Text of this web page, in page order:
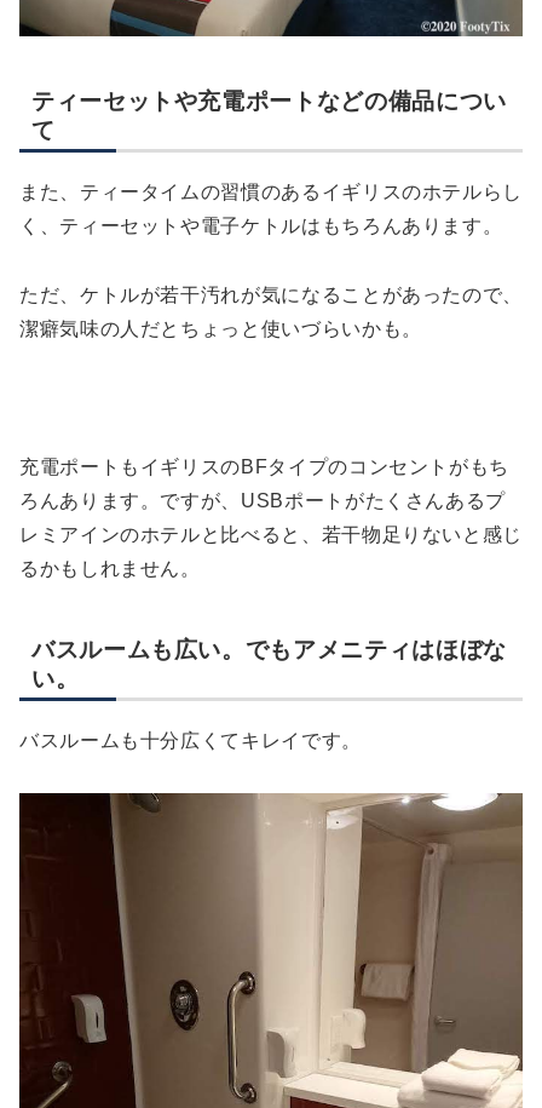
ティーセットや充電ポートなどの備品につい
て
また、ティータイムの習慣のあるイギリスのホテルらし
く、ティーセットや電子ケトルはもちろんあります。
ただ、ケトルが若干汚れが気になることがあったので、
潔癖気味の人だとちょっと使いづらいかも。
充電ポートもイギリスのBFタイプのコンセントがもち
ろんあります。ですが、USBポートがたくさんあるプ
レミアインのホテルと比べると、若干物足りないと感じ
るかもしれません。
バスルームも広い。でもアメニティはほぼな
い。
バスルームも十分広くてキレイです。